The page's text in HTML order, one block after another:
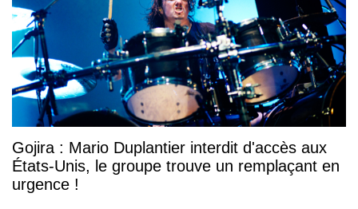
Gojira : Mario Duplantier interdit d'accès aux
États-Unis, le groupe trouve un remplaçant en
urgence !